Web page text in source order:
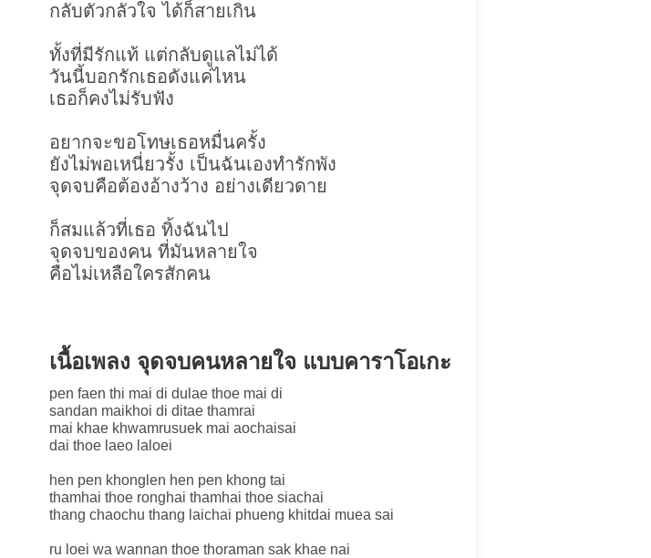
กลับตัวกลัวใจ ได้ก็สายเกิน
ทั้งที่มีรักแท้ แต่กลับดูแลไม่ได้
วันนี้บอกรักเธอดังแค่ไหน
เธอก็คงไม่รับฟัง
อยากจะขอโทษเธอหมื่นครั้ง
ยังไม่พอเหนี่ยวรั้ง เป็นฉันเองทำรักพัง
จุดจบคือต้องอ้างว้าง อย่างเดียวดาย
ก็สมแล้วที่เธอ ทิ้งฉันไป
จุดจบของคน ที่มันหลายใจ
คือไม่เหลือใครสักคน
เนื้อเพลง จุดจบคนหลายใจ แบบคาราโอเกะ
pen faen thi mai di dulae thoe mai di
sandan maikhoi di ditae thamrai
mai khae khwamrusuek mai aochaisai
dai thoe laeo laloei
hen pen khonglen hen pen khong tai
thamhai thoe ronghai thamhai thoe siachai
thang chaochu thang laichai phueng khitdai muea sai
ru loei wa wannan thoe thoraman sak khae nai